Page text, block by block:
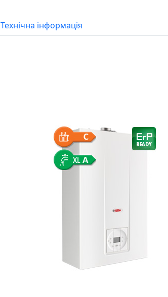
Технічна інформація